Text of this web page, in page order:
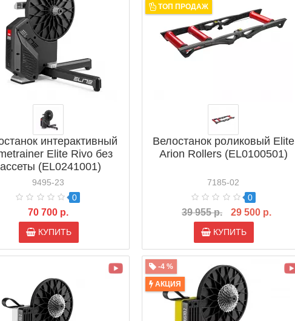
интерактивный
Elite Rivo без
(EL0241001)
9495-23
0
70 700 р.
КУПИТЬ
ТОП ПРОДАЖ
Велостанок роликовый Elite
Arion Rollers (EL0100501)
7185-02
0
39 955 р. 29 500 р.
КУПИТЬ
-4 %
АКЦИЯ